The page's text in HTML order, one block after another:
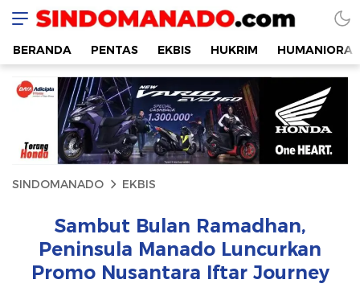
SINDOMANADO
Informatif dan Edukatif
BERANDA PENTAS EKBIS HUKRIM HUMANIORA
SINDOMANADO EKBIS
Sambut Bulan Ramadhan,
Peninsula Manado Luncurkan
Promo Nusantara Iftar Journey